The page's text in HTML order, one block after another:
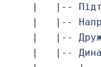
|   |--
|   |--
|   |--
|   |--